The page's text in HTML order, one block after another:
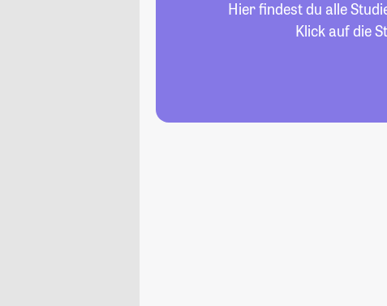
Hier findest du alle
Klick auf die